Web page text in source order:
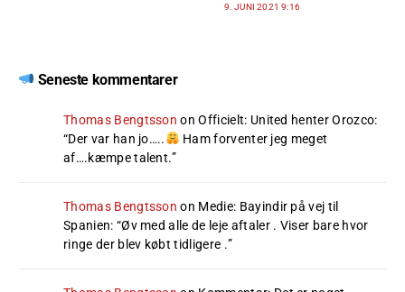
9. JUNI 2021 9:16
Seneste kommentarer
Thomas Bengtsson onOfficielt: United henter Orozco:
“Der var han jo…..
Ham forventer jeg meget
af….kæmpe talent.”
Thomas Bengtsson on Medie: Bayindir på vej til
Spanien: “Øv med alle de leje aftaler . Viser bare hvor
ringe der blev købt tidligere .”